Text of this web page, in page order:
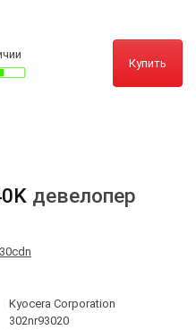
Купить
девелопер
Kyocera Corporation
302nr93020